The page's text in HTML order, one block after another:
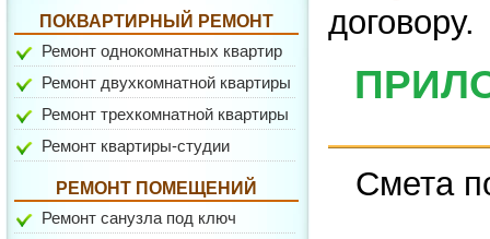
ПОКВАРТИРНЫЙ РЕМОНТ
Ремонт однокомнатных квартир
Ремонт двухкомнатной квартиры
Ремонт трехкомнатной квартиры
Ремонт квартиры-студии
РЕМОНТ ПОМЕЩЕНИЙ
Ремонт санузла под ключ
ул. Давыдковская
договору.
Смета